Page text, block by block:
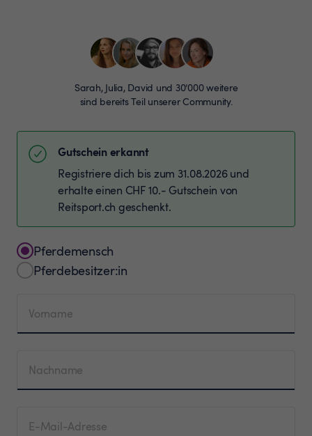
Sarah, Julia, David und 30’000 weitere
sind bereits Teil unserer Community.
Gutschein erkannt
Registriere dich bis zum 31.08.2026 und
erhalte einen CHF 10.- Gutschein von
Reitsport.ch geschenkt.
Pferdemensch
Pferdebesitzer:in
Vorname
Nachname
E-Mail-Adresse